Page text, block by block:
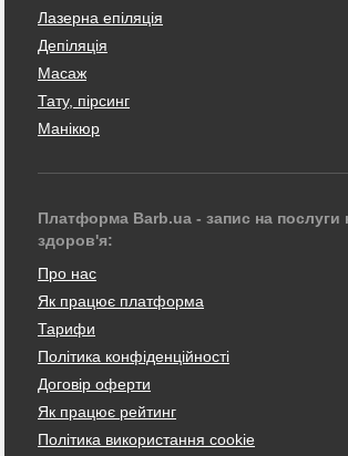
Лазерна епіляція
Депіляція
Масаж
Тату, пірсинг
Манікюр
Платформа Barb.ua - запис на послуги
здоров'я:
Про нас
Як працює платформа
Тарифи
Політика конфіденційності
Договір оферти
Як працює рейтинг
Політика використання cookie